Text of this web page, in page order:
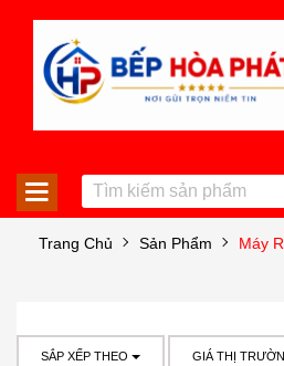
Trang Chủ Sản Phẩm Máy
SẮP XẾP THEO GIÁ THỊ